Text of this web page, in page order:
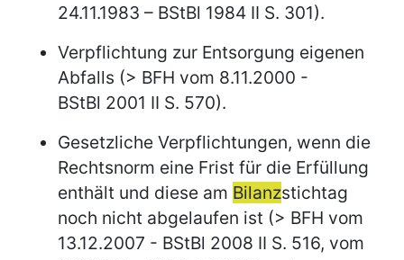
24.11.1983 – BStBl 1984 II S. 301).
Verpflichtung zur Entsorgung eigenen
Abfalls (> BFH vom 8.11.2000 -
BStBl 2001 II S. 570).
Gesetzliche Verpflichtungen, wenn die
Rechtsnorm eine Frist für die Erfüllung
enthält und diese am Bilanzstichtag
noch nicht abgelaufen ist (> BFH vom
13.12.2007 - BStBl 2008 II S. 516, vom